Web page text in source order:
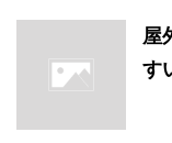
屋
す